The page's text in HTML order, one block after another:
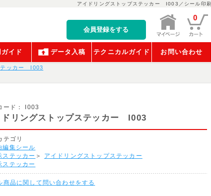
アイドリングストップステッカー I003／シール印刷
会員登録をする
0
イド データ入稿 テクニカルガイド お問い合わせ
テッカー I003
ード： I003
ドリングストップステッカー I003
テゴリ
編集シール
ステッカー ＞
アイドリングストップステッカー
ステッカー
商品に関して問い合わせをする